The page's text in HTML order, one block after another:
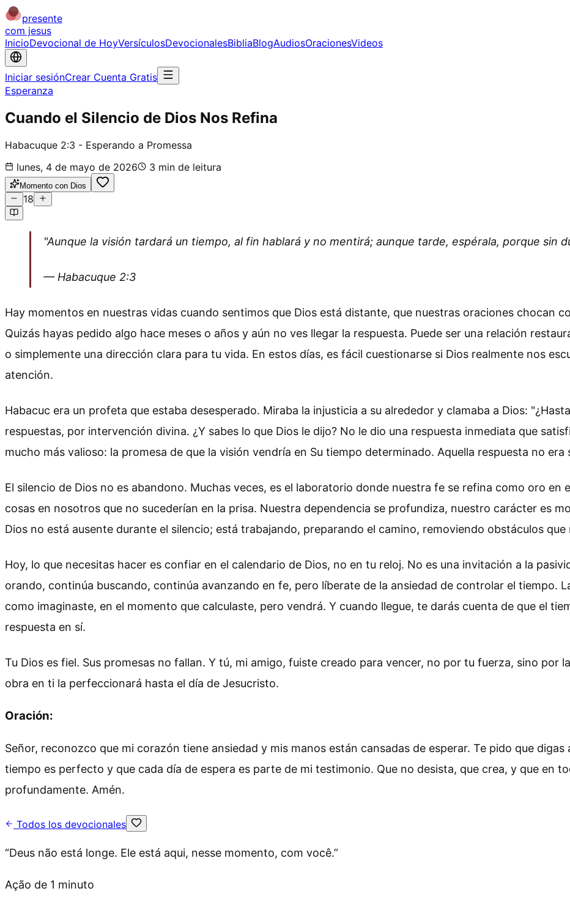
presente
com jesus
InicioDevocional de HoyVersículosDevocionalesBibliaBlogAudiosOracionesVideos
Iniciar sesiónCrear Cuenta Gratis
Esperanza
Cuando el Silencio de Dios Nos Refina
Habacuque 2:3 - Esperando a Promessa
lunes, 4 de mayo de 2026
3 min de leitura
Momento con Dios
18
"Aunque la visión tardará un tiempo, al fin hablará y no mentirá; aunque tarde, espérala, porque sin
— Habacuque 2:3
Hay momentos en nuestras vidas cuando sentimos que Dios está distante, que nuestras oraciones chocan
Quizás hayas pedido algo hace meses o años y aún no ves llegar la respuesta. Puede ser una relación
o simplemente una dirección clara para tu vida. En estos días, es fácil cuestionarse si Dios realmente nos
atención.
Habacuc era un profeta que estaba desesperado. Miraba la injusticia a su alrededor y clamaba a Dios:
respuestas, por intervención divina. ¿Y sabes lo que Dios le dijo? No le dio una respuesta inmediata que
mucho más valioso: la promesa de que la visión vendría en Su tiempo determinado. Aquella respuesta no
El silencio de Dios no es abandono. Muchas veces, es el laboratorio donde nuestra fe se refina como oro en
cosas en nosotros que no sucederían en la prisa. Nuestra dependencia se profundiza, nuestro carácter es
Dios no está ausente durante el silencio; está trabajando, preparando el camino, removiendo obstáculos
Hoy, lo que necesitas hacer es confiar en el calendario de Dios, no en tu reloj. No es una invitación a la
orando, continúa buscando, continúa avanzando en fe, pero líberate de la ansiedad de controlar el tiempo.
como imaginaste, en el momento que calculaste, pero vendrá. Y cuando llegue, te darás cuenta de que el
respuesta en sí.
Tu Dios es fiel. Sus promesas no fallan. Y tú, mi amigo, fuiste creado para vencer, no por tu fuerza, sino por
obra en ti la perfeccionará hasta el día de Jesucristo.
Oración:
Señor, reconozco que mi corazón tiene ansiedad y mis manos están cansadas de esperar. Te pido que digas
tiempo es perfecto y que cada día de espera es parte de mi testimonio. Que no desista, que crea, y que en
profundamente. Amén.
Todos los devocionales
“Deus não está longe. Ele está aqui, nesse momento, com você.”
Ação de 1 minuto